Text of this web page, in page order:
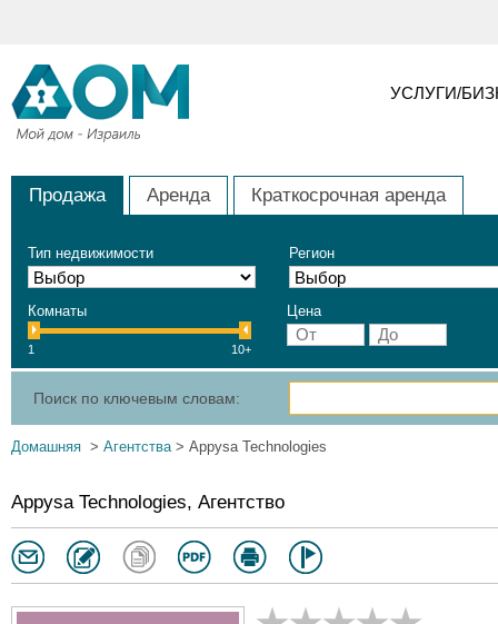
УСЛУГИ/
Продажа Аренда Краткосрочная аренда
Тип недвижимости Регион
Комнаты
1 10+
Цена
Поиск по ключевым словам:
Домашняя > Агентства> Appysa Technologies
Appysa Technologies, Агентство